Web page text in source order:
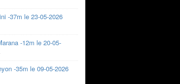
-37m le 23-05-2026
-12m le 20-05-
-35m le 09-05-2026